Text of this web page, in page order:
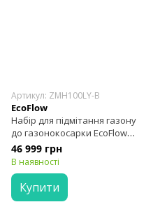
Артикул: ZMH100LY-B
EcoFlow
Набір для підмітання газону
до газонокосарки EcoFlow
Blade
46 999 грн
В наявності
Купити